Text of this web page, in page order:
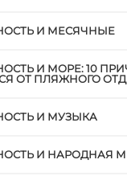
И МЕСЯЧНЫЕ
И МОРЕ: 10
ОТ ПЛЯЖНОГО
И МУЗЫКА
И НАРОДНАЯ